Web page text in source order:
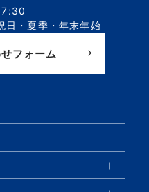
日・夏季・年末年始
フォーム